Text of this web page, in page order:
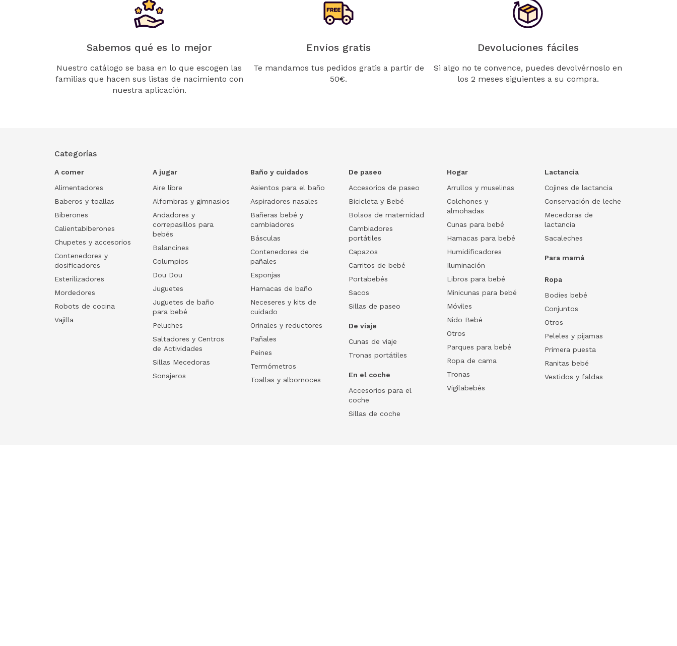
Sabemos qué es lo mejor
Nuestro catálogo se basa en lo que escogen las
familias que hacen sus listas de nacimiento con
nuestra aplicación.
Envíos gratis
Te mandamos tus pedidos gratis a partir de
50€.
Devoluciones fáciles
Si algo no te convence, puedes devolvérnoslo en
los 2 meses siguientes a su compra.
Categorías
A comer
Alimentadores
Baberos y toallas
Biberones
Calientabiberones
Chupetes y accesorios
Contenedores y
dosificadores
Esterilizadores
Mordedores
Robots de cocina
Vajilla
A jugar
Aire libre
Alfombras y gimnasios
Andadores y
correpasillos para
bebés
Balancines
Columpios
Dou Dou
Juguetes
Juguetes de baño
para bebé
Peluches
Saltadores y Centros
de Actividades
Sillas Mecedoras
Sonajeros
Baño y cuidados
Asientos para el baño
Aspiradores nasales
Bañeras bebé y
cambiadores
Básculas
Contenedores de
pañales
Esponjas
Hamacas de baño
Neceseres y kits de
cuidado
Orinales y reductores
Pañales
Peines
Termómetros
Toallas y albornoces
De paseo
Accesorios de paseo
Bicicleta y Bebé
Bolsos de maternidad
Cambiadores
portátiles
Capazos
Carritos de bebé
Portabebés
Sacos
Sillas de paseo
De viaje
Cunas de viaje
Tronas portátiles
En el coche
Accesorios para el
coche
Sillas de coche
Hogar
Arrullos y muselinas
Colchones y
almohadas
Cunas para bebé
Hamacas para bebé
Humidificadores
Iluminación
Libros para bebé
Minicunas para bebé
Móviles
Nido Bebé
Otros
Parques para bebé
Ropa de cama
Tronas
Vigilabebés
Lactancia
Cojines de lactancia
Conservación de leche
Mecedoras de
lactancia
Sacaleches
Para mamá
Ropa
Bodies bebé
Conjuntos
Otros
Peleles y pijamas
Primera puesta
Ranitas bebé
Vestidos y faldas